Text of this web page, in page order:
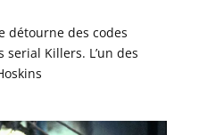
détourne des codes
Killers. L’un des